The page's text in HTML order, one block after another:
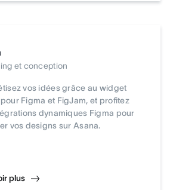
et conception
vos idées grâce au widget
Figma et FigJam, et profitez
dynamiques Figma pour
vos designs sur Asana.
plus